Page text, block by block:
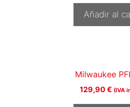
Añadir al
Milwaukee
129,90€ (IVA